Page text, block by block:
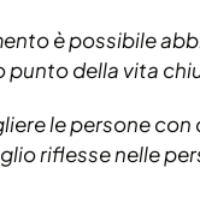
è possibile
della vita
le persone con
riflesse nelle